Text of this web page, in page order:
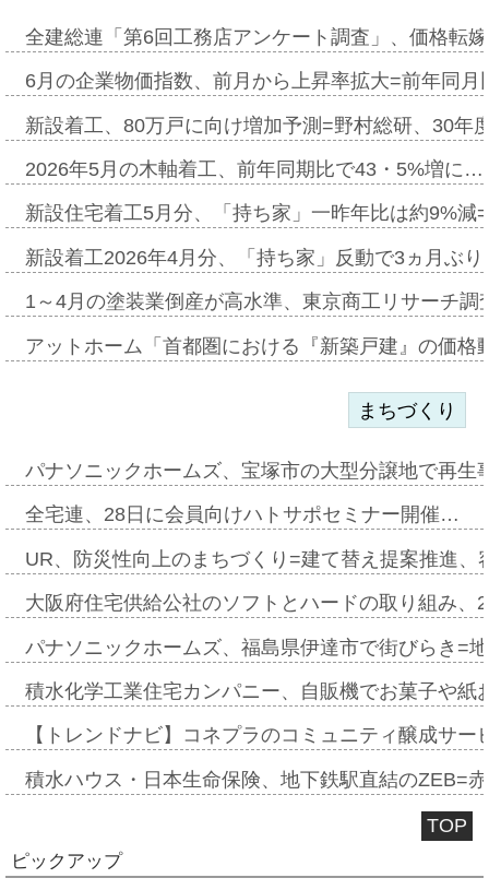
全建総連「第6回工務店アンケート調査」、価格転
6月の企業物価指数、前月から上昇率拡大=前年同
新設着工、80万戸に向け増加予測=野村総研、30年
2026年5月の木軸着工、前年同期比で43・5%増に…
新設住宅着工5月分、「持ち家」一昨年比は約9%
新設着工2026年4月分、「持ち家」反動で3ヵ月ぶ
1～4月の塗装業倒産が高水準、東京商工リサーチ
アットホーム「首都圏における『新築戸建』の価
まちづくり
パナソニックホームズ、宝塚市の大型分譲地で再
全宅連、28日に会員向けハトサポセミナー開催…
UR、防災性向上のまちづくり=建て替え提案推進
大阪府住宅供給公社のソフトとハードの取り組み
パナソニックホームズ、福島県伊達市で街びらき=
積水化学工業住宅カンパニー、自販機でお菓子や
【トレンドナビ】コネプラのコミュニティ醸成サ
積水ハウス・日本生命保険、地下鉄駅直結のZEB=
TOP
ピックアップ